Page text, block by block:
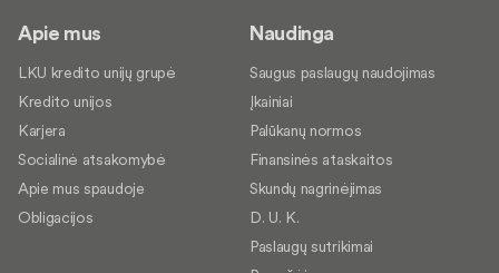
Apie mus
LKU kredito unijų grupė
Kredito unijos
Karjera
Socialinė atsakomybė
Apie mus spaudoje
Obligacijos
Naudinga
Saugus paslaugų naudojimas
Įkainiai
Palūkanų normos
Finansinės ataskaitos
Skundų nagrinėjimas
D. U. K.
Paslaugų sutrikimai